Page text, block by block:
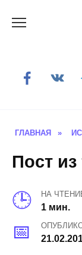
ГЛАВНАЯ »
Пост из
НА
1 мин.